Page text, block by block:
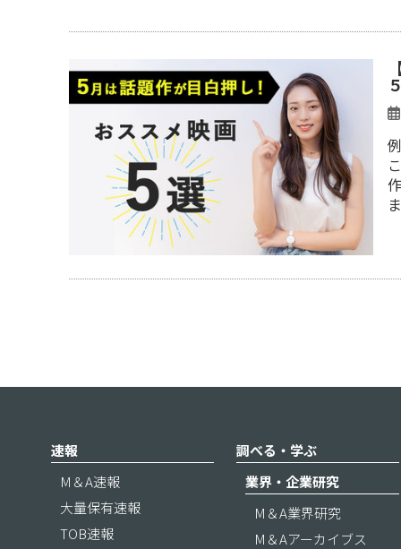
速報
M＆A速報
大量保有速報
TOB速報
調べる・学ぶ
業界・企業研究
M＆A業界研究
M＆Aアーカイブス